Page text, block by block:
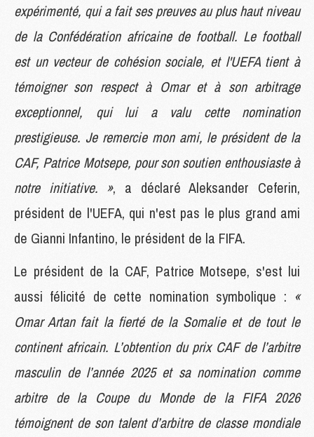
expérimenté, qui a fait ses preuves au plus haut niveau
de la Confédération africaine de football. Le football
est un vecteur de cohésion sociale, et l'UEFA tient à
témoigner son respect à Omar et à son arbitrage
exceptionnel, qui lui a valu cette nomination
prestigieuse. Je remercie mon ami, le président de la
CAF, Patrice Motsepe, pour son soutien enthousiaste à
notre initiative. », a déclaré Aleksander Ceferin,
président de l'UEFA, qui n'est pas le plus grand ami
de Gianni Infantino, le président de la FIFA.
Le président de la CAF, Patrice Motsepe, s'est lui
aussi félicité de cette nomination symbolique : «
Omar Artan fait la fierté de la Somalie et de tout le
continent africain. L’obtention du prix CAF de l’arbitre
masculin de l’année 2025 et sa nomination comme
arbitre de la Coupe du Monde de la FIFA 2026
témoignent de son talent d’arbitre de classe mondiale